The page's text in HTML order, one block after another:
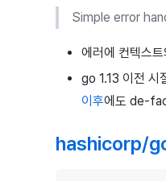
Simple error
에러에 컨텍스
go 1.13 이전 시
이후에도 de-
hashicorp/